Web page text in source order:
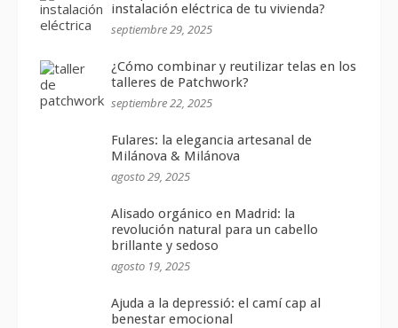
instalación eléctrica de tu vivienda?
septiembre 29, 2025
¿Cómo combinar y reutilizar telas en los
talleres de Patchwork?
septiembre 22, 2025
Fulares: la elegancia artesanal de
Milánova & Milánova
agosto 29, 2025
Alisado orgánico en Madrid: la
revolución natural para un cabello
brillante y sedoso
agosto 19, 2025
Ajuda a la depressió: el camí cap al
benestar emocional